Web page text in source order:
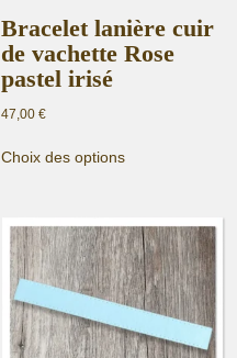
Bracelet lanière cuir
de vachette Rose
pastel irisé
47,00 €
Choix des optionsproduit
variations.
Les
options
peuvent
être
choisies